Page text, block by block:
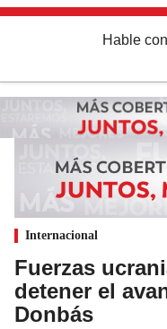
Hable
Internacional
Fuerzas
detener el
Donbás